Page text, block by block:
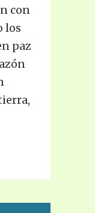
con
los
paz